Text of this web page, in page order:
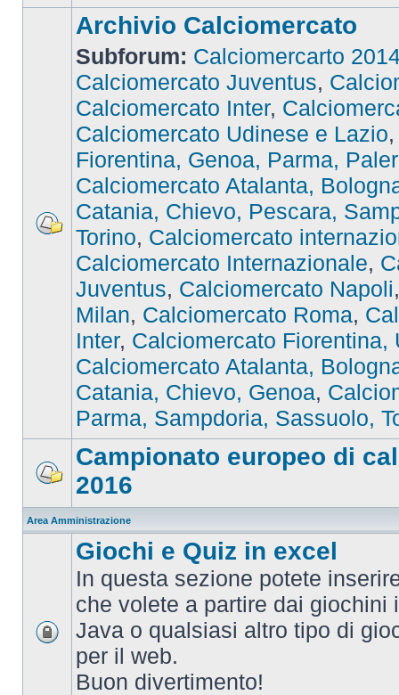
Archivio Calciomercato
Subforum: Calciomercarto
Calciomercato Juventus,
Calciomercato Inter,
Calciomercato Udinese e Lazio
Fiorentina, Genoa, Parma,
Calciomercato Atalanta,
Catania, Chievo, Pescara,
Torino, Calciomercato
Calciomercato Internazionale,
Juventus, Calciomercato Napoli
Milan, Calciomercato Roma,
Inter, Calciomercato Fiorentina,
Calciomercato Atalanta,
Catania, Chievo, Genoa,
Parma, Sampdoria, Sassuolo,
Campionato europeo di
2016
Area Amministrazione
Giochi e Quiz in excel
In questa sezione potete
che volete a partire dai giochini
Java o qualsiasi altro tipo di
per il web.
Buon divertimento!